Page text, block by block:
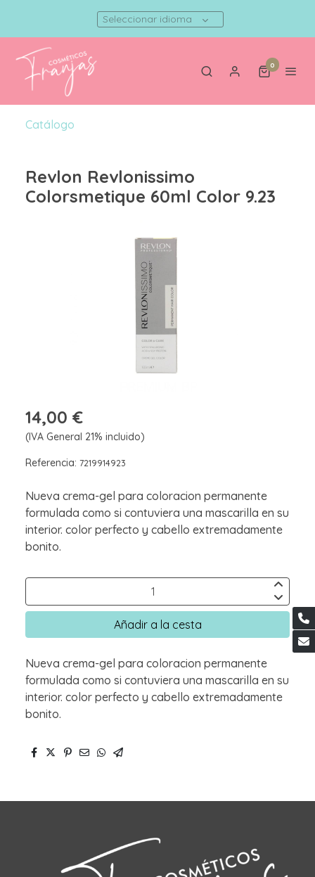
Seleccionar idioma
0
Catálogo
Revlon Revlonissimo
Colorsmetique 60ml Color 9.23
14,00 €
(IVA General 21% incluido)
Referencia: 7219914923
Nueva crema-gel para coloracion permanente
formulada como si contuviera una mascarilla en su
interior. color perfecto y cabello extremadamente
bonito.
Añadir a la cesta
Nueva crema-gel para coloracion permanente
formulada como si contuviera una mascarilla en su
interior. color perfecto y cabello extremadamente
bonito.